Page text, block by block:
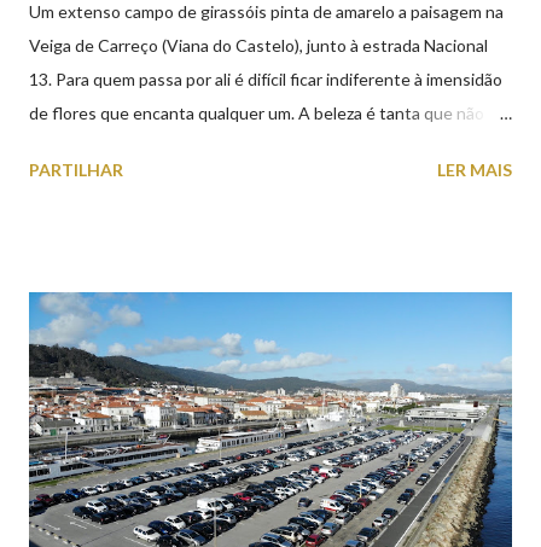
Um extenso campo de girassóis pinta de amarelo a paisagem na
Veiga de Carreço (Viana do Castelo), junto à estrada Nacional
13. Para quem passa por ali é difícil ficar indiferente à imensidão
de flores que encanta qualquer um. A beleza é tanta que não
aproveite a paisagem como cenário para tirar algumas
PARTILHAR LER MAIS